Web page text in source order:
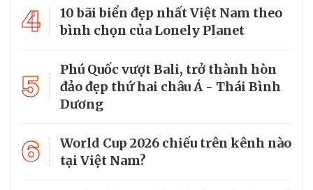
4
10 bãi biển đẹp nhất Việt Nam theo
bình chọn của Lonely Planet
5
Phú Quốc vượt Bali, trở thành hòn
đảo đẹp thứ hai châu Á - Thái Bình
Dương
6
World Cup 2026 chiếu trên kênh nào
tại Việt Nam?